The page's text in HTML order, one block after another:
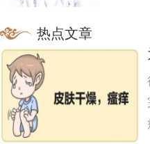
热点文章